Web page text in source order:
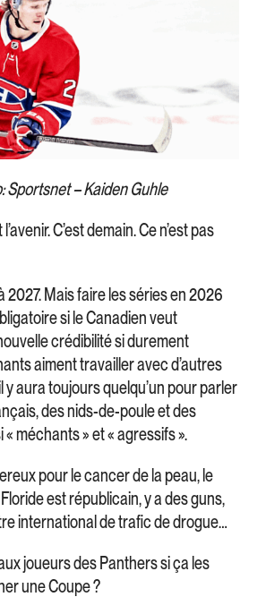
Sportsnet – Kaiden Guhle
C’est demain. Ce n’est pas
2027. Mais faire les séries en 2026
si le Canadien veut
crédibilité si durement
aiment travailler avec d’autres
y aura toujours quelqu’un pour parler
des nids-de-poule et des
méchants » et « agressifs ».
pour le cancer de la peau, le
est républicain, y a des guns,
international de trafic de drogue…
joueurs des Panthers si ça les
une Coupe ?